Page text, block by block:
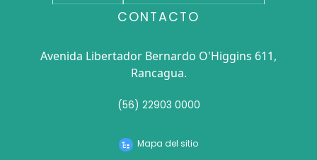
CONTACTO
Avenida Libertador Bernardo O'Higgins 611,
Rancagua.
(56) 22903 0000
Mapa del sitio